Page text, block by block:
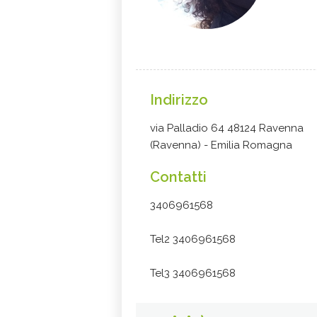
Indirizzo
via Palladio 64 48124 Ravenna
(Ravenna) - Emilia Romagna
Contatti
3406961568
Tel2 3406961568
Tel3 3406961568